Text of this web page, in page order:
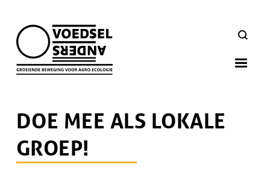
main
navigation
ZOEKEN
DOE MEE ALS LOKALE
GROEP!